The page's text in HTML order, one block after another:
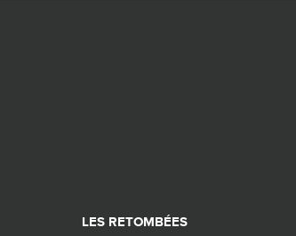
LES RETOMBÉES